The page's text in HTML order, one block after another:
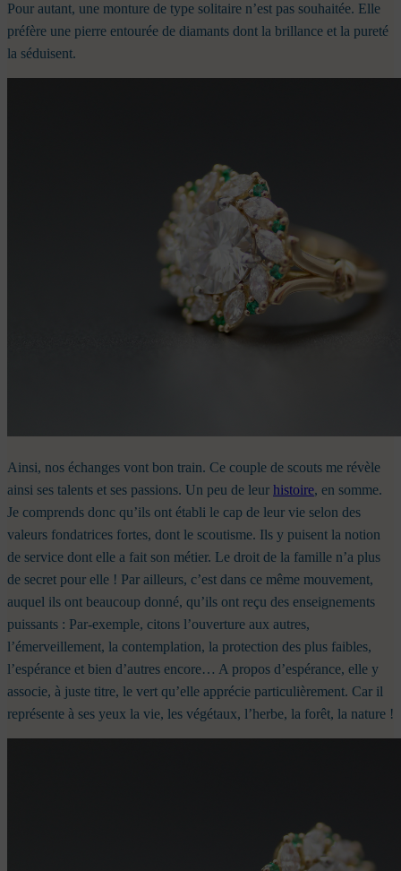
Pour autant, une monture de type solitaire n’est pas souhaitée. Elle
préfère une pierre entourée de diamants dont la brillance et la pureté
la séduisent.
Ainsi, nos échanges vont bon train. Ce couple de scouts me révèle
ainsi ses talents et ses passions. Un peu de leur histoire, en somme.
Je comprends donc qu’ils ont établi le cap de leur vie selon des
valeurs fondatrices fortes, dont le scoutisme. Ils y puisent la notion
de service dont elle a fait son métier. Le droit de la famille n’a plus
de secret pour elle ! Par ailleurs, c’est dans ce même mouvement,
auquel ils ont beaucoup donné, qu’ils ont reçu des enseignements
puissants : Par-exemple, citons l’ouverture aux autres,
l’émerveillement, la contemplation, la protection des plus faibles,
l’espérance et bien d’autres encore… A propos d’espérance, elle y
associe, à juste titre, le vert qu’elle apprécie particulièrement. Car il
représente à ses yeux la vie, les végétaux, l’herbe, la forêt, la nature !